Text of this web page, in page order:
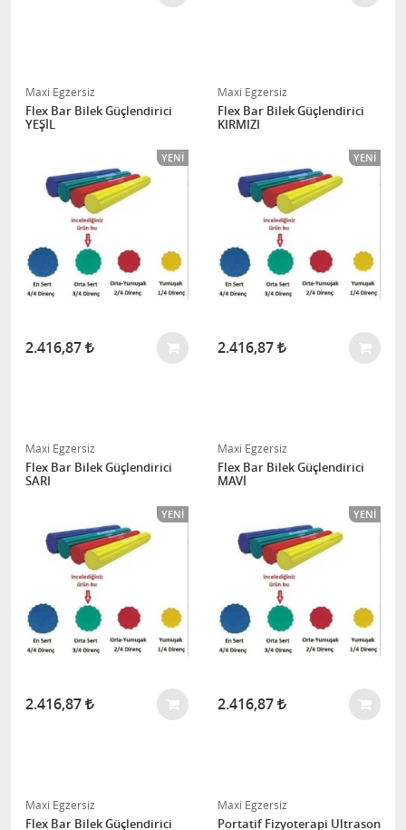
Maxi Egzersiz
Flex Bar Bilek Güçlendirici
YEŞİL
YENI
2.416,87
Maxi Egzersiz
Flex Bar Bilek Güçlendirici
KIRMIZI
YENI
2.416,87
Maxi Egzersiz
Flex Bar Bilek Güçlendirici
SARI
YENI
2.416,87
Maxi Egzersiz
Flex Bar Bilek Güçlendirici
MAVİ
YENI
2.416,87
Maxi Egzersiz
Flex Bar Bilek Güçlendirici
Maxi Egzersiz
Portatif Fizyoterapi Ultrason